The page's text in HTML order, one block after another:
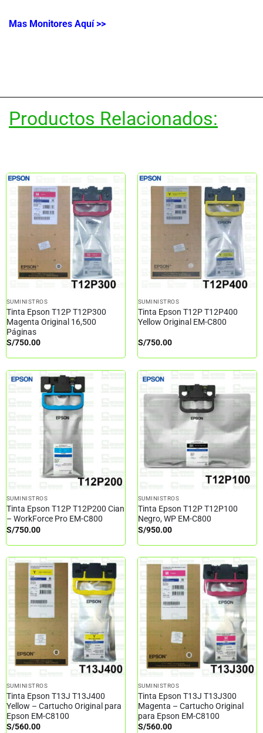
Mas Monitores Aquí >>
Productos Relacionados:
SUMINISTROS
Tinta Epson T12P T12P300
Magenta Original 16,500
Páginas
S/750.00
SUMINISTROS
Tinta Epson T12P T12P400
Yellow Original EM-C800
S/750.00
SUMINISTROS
Tinta Epson T12P T12P200 Cian
– WorkForce Pro EM-C800
S/750.00
SUMINISTROS
Tinta Epson T12P T12P100
Negro, WP EM-C800
S/950.00
SUMINISTROS
Tinta Epson T13J T13J400
Yellow – Cartucho Original para
Epson EM-C8100
S/560.00
SUMINISTROS
Tinta Epson T13J T13J300
Magenta – Cartucho Original
para Epson EM-C8100
S/560.00